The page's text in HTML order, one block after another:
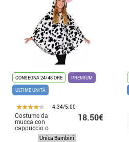
CONSEGNA 24/48 ORE
PREMIUM
ULTIME UNITÀ
4.34/5.00
Costume da
mucca con
cappuccio o
poncho per
18.50€
Unica Bambini